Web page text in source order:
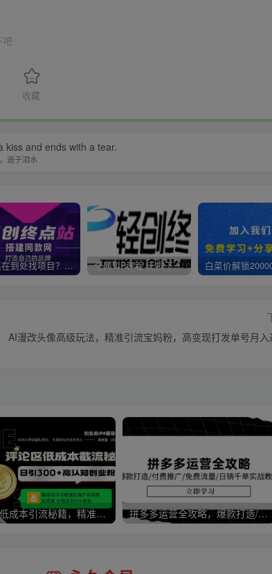
吧
收藏
kiss and ends with a tear.
逝于泪水
你还在到处找项目？还在当韭菜？我靠卖项目一个月收入5万+，曾经我也是个失败者。 全网VIP课程 无损下载~
AI漫改头像高级玩法，精准引流宝妈粉，高变现打发单号月入
评论区低成本引流秘籍，精准钩子直击用户，单账号日增300+创业粉，日稳… 拼多多运营全攻略，爆款打造/付费推广/免费流量/日销千单实战教学/6月更新